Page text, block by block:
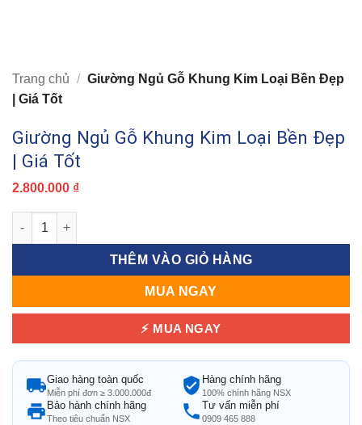
Trang chủ / Giường Ngủ Gỗ Khung Kim Loại Bền Đẹp
| Giá Tốt
Giường Ngủ Gỗ Khung Kim Loại Bền Đẹp
| Giá Tốt
2.800.000 ₫
Giường Ngủ Gỗ Khung Kim Loại Bền Đẹp | Giá Tốt số lượng
THÊM VÀO GIỎ HÀNG
MUA NGAY
⚡ MUA NGAY
Giao hàng toàn quốc
Miễn phí đơn ≥ 3.000.000đ
Hàng chính hãng
100% chính hãng NSX
Bảo hành chính hãng
Theo tiêu chuẩn NSX
Tư vấn miễn phí
0909 465 888